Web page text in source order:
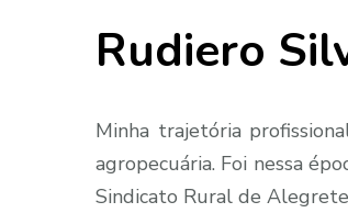
Rudiero
Minha trajetória
agropecuária. Foi nessa
Sindicato Rural de